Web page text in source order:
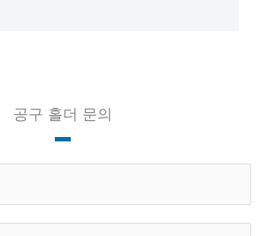
공구 홀더 문의